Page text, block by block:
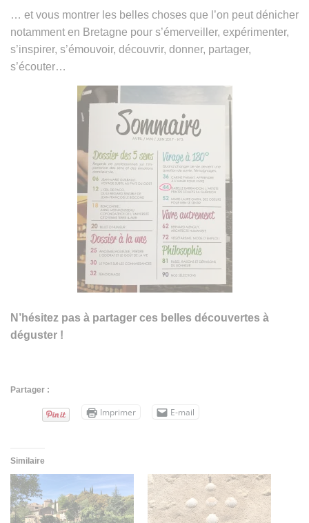
… et vous montrer les belles choses que l’on peut dénicher
notamment en Bretagne pour s’émerveiller, expérimenter,
s’inspirer, s’émouvoir, découvrir, donner, partager,
s’écouter…
N’hésitez pas à partager ces belles découvertes à
déguster !
Partager :
Imprimer E-mail
Similaire